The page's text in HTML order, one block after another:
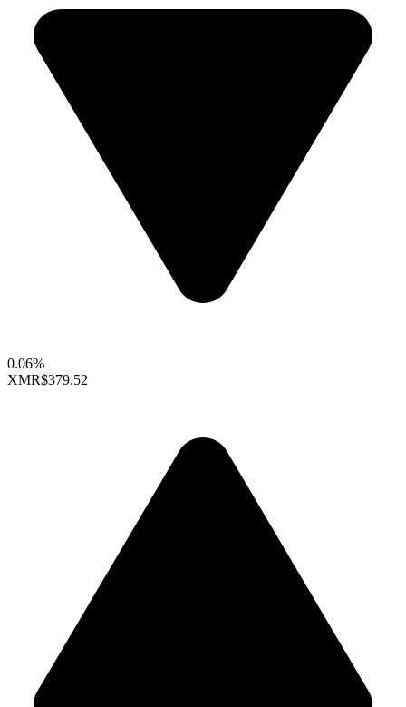
0.06%
XMR$379.52